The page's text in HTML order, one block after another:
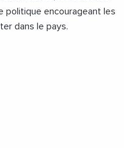
politique encourageant les
dans le pays.